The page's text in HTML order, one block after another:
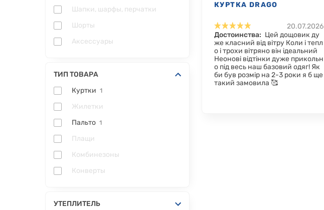
Шапки, шарфы, перчатки
Шорты
Аксессуары
ТИП ТОВАРА
Куртки 1
Жилетки
Пальто 1
Плащи
Комбинезоны
Конверты
УТЕПЛИТЕЛЬ
КУРТКА DRAGO
20.07.2026
Достоинства: Цей дощовик ду
же класний від вітру Коли і тепл
о і трохи вітряно він ідеальний
Неонові відтінки дуже прикольн
о під весь наш базовий одяг! Як
би був розмір на 2-3 роки я б ще
такий замовила 🥰